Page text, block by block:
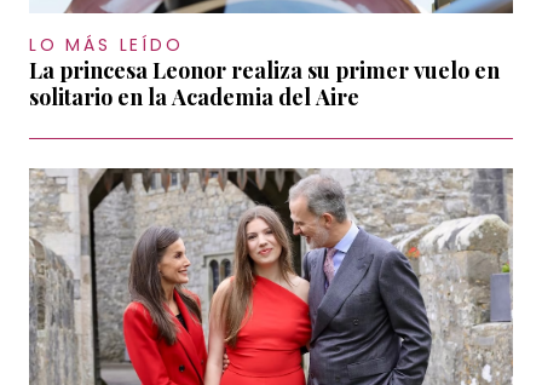
LO MÁS LEÍDO
La princesa Leonor realiza su primer vuelo en
solitario en la Academia del Aire